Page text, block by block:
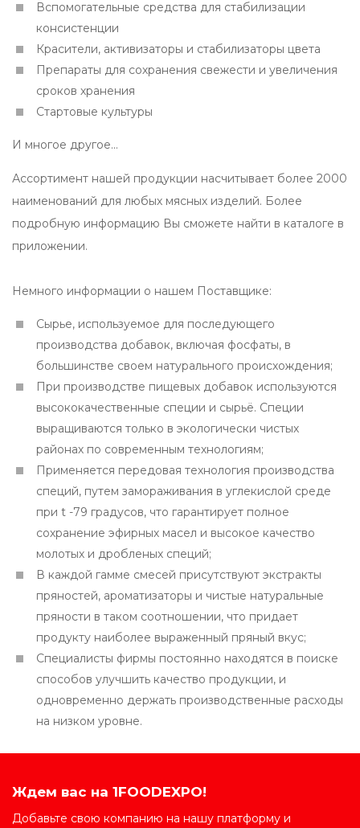
Вспомогательные средства для стабилизации
консистенции
Красители, активизаторы и стабилизаторы цвета
Препараты для сохранения свежести и увеличения
сроков хранения
Стартовые культуры
И многое другое...
Ассортимент нашей продукции насчитывает более 2000
наименований для любых мясных изделий. Более
подробную информацию Вы сможете найти в каталоге в
приложении.
Немного информации о нашем Поставщике:
Сырье, используемое для последующего
производства добавок, включая фосфаты, в
большинстве своем натурального происхождения;
При производстве пищевых добавок используются
высококачественные специи и сырьё. Специи
выращиваются только в экологически чистых
районах по современным технологиям;
Применяется передовая технология производства
специй, путем замораживания в углекислой среде
при t -79 градусов, что гарантирует полное
сохранение эфирных масел и высокое качество
молотых и дробленых специй;
В каждой гамме смесей присутствуют экстракты
пряностей, ароматизаторы и чистые натуральные
пряности в таком соотношении, что придает
продукту наиболее выраженный пряный вкус;
Специалисты фирмы постоянно находятся в поиске
способов улучшить качество продукции, и
одновременно держать производственные расходы
на низком уровне.
Ждем вас на 1FOODEXPO!
Добавьте свою компанию на нашу платформу и